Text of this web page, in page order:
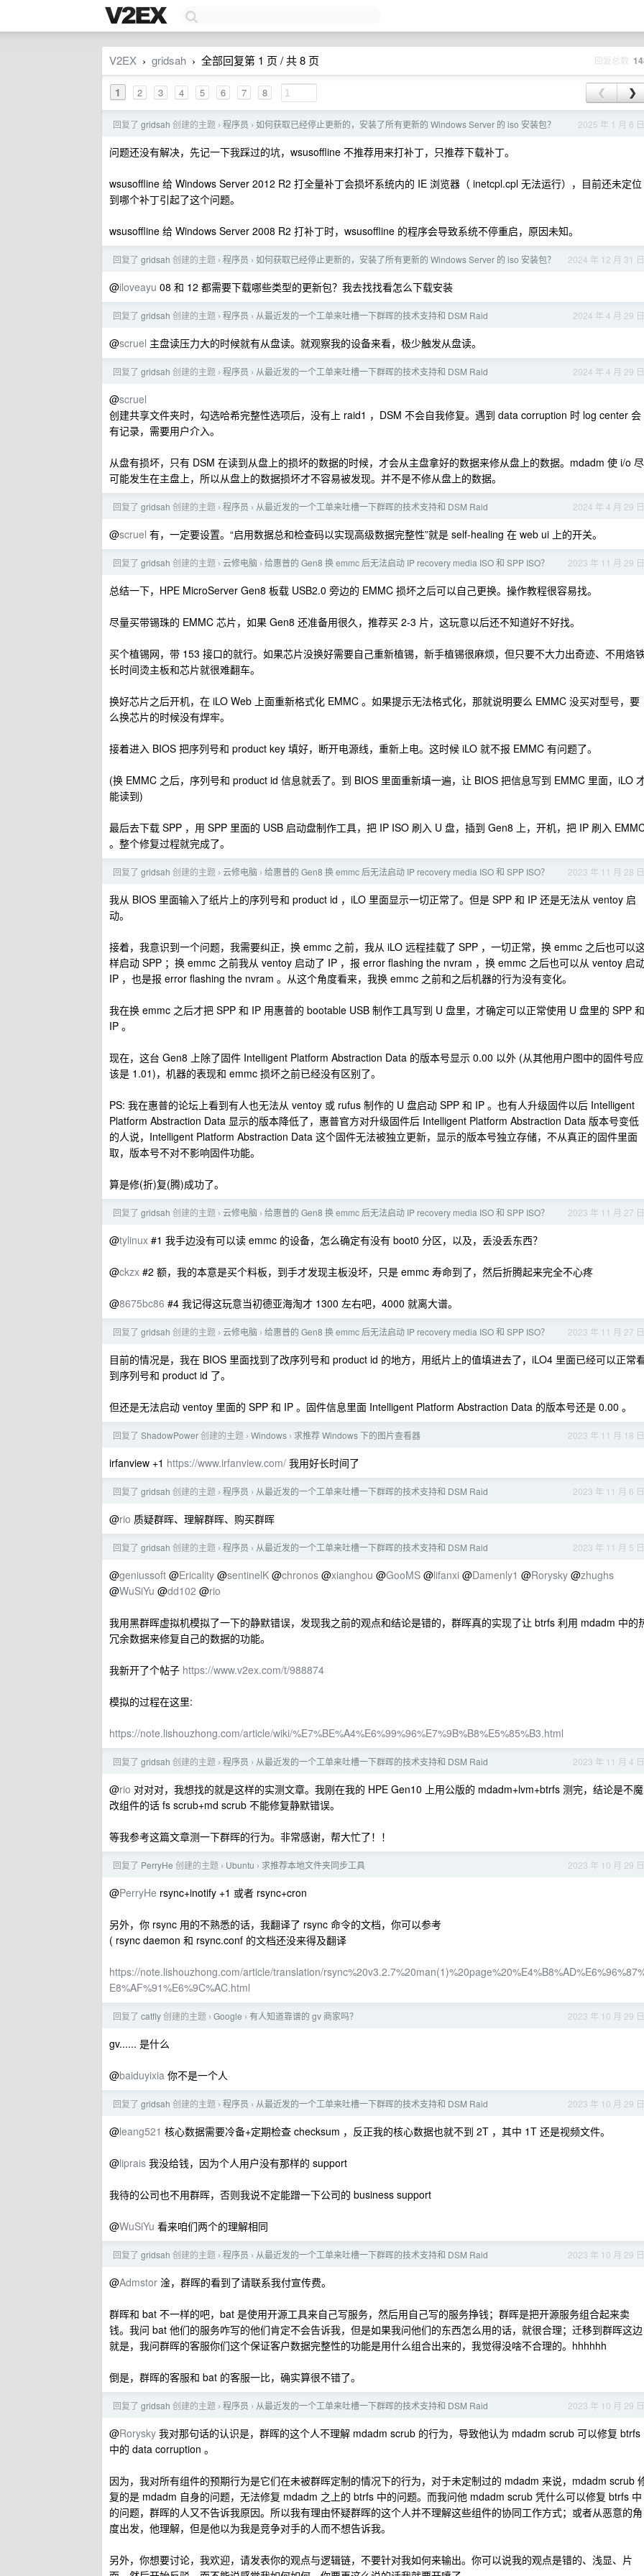
V2EX › gridsah › 全部回复第 1 页 / 共 8 页 回复总数
1 2 3 4 5 6 7 8 ❮ ❯
2025 年 1 月 6 日
回复了 gridsah 创建的主题 › 程序员 › 如何获取已经停止更新的，安装了所有更新的 Windows Server 的 iso 安装包？
问题还没有解决，先记一下我踩过的坑，wsusoffline 不推荐用来打补丁，只推荐下载补丁。
wsusoffline 给 Windows Server 2012 R2 打全量补丁会损坏系统内的 IE 浏览器（ inetcpl.cpl 无法运行），目前还未定位
到哪个补丁引起了这个问题。
wsusoffline 给 Windows Server 2008 R2 打补丁时，wsusoffline 的程序会导致系统不停重启，原因未知。
2024 年 12 月 31 日
回复了 gridsah 创建的主题 › 程序员 › 如何获取已经停止更新的，安装了所有更新的 Windows Server 的 iso 安装包？
@iloveayu 08 和 12 都需要下载哪些类型的更新包？我去找找看怎么下载安装
2024 年 4 月 29 日
回复了 gridsah 创建的主题 › 程序员 › 从最近发的一个工单来吐槽一下群晖的技术支持和 DSM Raid
@scruel 主盘读压力大的时候就有从盘读。就观察我的设备来看，极少触发从盘读。
2024 年 4 月 29 日
回复了 gridsah 创建的主题 › 程序员 › 从最近发的一个工单来吐槽一下群晖的技术支持和 DSM Raid
@scruel
创建共享文件夹时，勾选哈希完整性选项后，没有上 raid1 ，DSM 不会自我修复。遇到 data corruption 时 log center 会
有记录，需要用户介入。
从盘有损坏，只有 DSM 在读到从盘上的损坏的数据的时候，才会从主盘拿好的数据来修从盘上的数据。mdadm 使 i/o 尽
可能发生在主盘上，所以从盘上的数据损坏才不容易被发现。并不是不修从盘上的数据。
2024 年 4 月 29 日
回复了 gridsah 创建的主题 › 程序员 › 从最近发的一个工单来吐槽一下群晖的技术支持和 DSM Raid
@scruel 有，一定要设置。“启用数据总和检查码以实现高级数据完整性”就是 self-healing 在 web ui 上的开关。
2023 年 11 月 29 日
回复了 gridsah 创建的主题 › 云修电脑 › 给惠普的 Gen8 换 emmc 后无法启动 IP recovery media ISO 和 SPP ISO？
总结一下，HPE MicroServer Gen8 板载 USB2.0 旁边的 EMMC 损坏之后可以自己更换。操作教程很容易找。
尽量买带锡珠的 EMMC 芯片，如果 Gen8 还准备用很久，推荐买 2-3 片，这玩意以后还不知道好不好找。
买个植锡网，带 153 接口的就行。如果芯片没换好需要自己重新植锡，新手植锡很麻烦，但只要不大力出奇迹、不用烙
长时间烫主板和芯片就很难翻车。
换好芯片之后开机，在 iLO Web 上面重新格式化 EMMC 。如果提示无法格式化，那就说明要么 EMMC 没买对型号，要
么换芯片的时候没有焊牢。
接着进入 BIOS 把序列号和 product key 填好，断开电源线，重新上电。这时候 iLO 就不报 EMMC 有问题了。
(换 EMMC 之后，序列号和 product id 信息就丢了。到 BIOS 里面重新填一遍，让 BIOS 把信息写到 EMMC 里面，iLO
能读到)
最后去下载 SPP ，用 SPP 里面的 USB 启动盘制作工具，把 IP ISO 刷入 U 盘，插到 Gen8 上，开机，把 IP 刷入
。整个修复过程就完成了。
2023 年 11 月 28 日
回复了 gridsah 创建的主题 › 云修电脑 › 给惠普的 Gen8 换 emmc 后无法启动 IP recovery media ISO 和 SPP ISO？
我从 BIOS 里面输入了纸片上的序列号和 product id ，iLO 里面显示一切正常了。但是 SPP 和 IP 还是无法从 ventoy 启
动。
接着，我意识到一个问题，我需要纠正，换 emmc 之前，我从 iLO 远程挂载了 SPP ，一切正常，换 emmc 之后也可以
样启动 SPP ；换 emmc 之前我从 ventoy 启动了 IP ，报 error flashing the nvram ，换 emmc 之后也可以从 ventoy 启
IP ，也是报 error flashing the nvram 。从这个角度看来，我换 emmc 之前和之后机器的行为没有变化。
我在换 emmc 之后才把 SPP 和 IP 用惠普的 bootable USB 制作工具写到 U 盘里，才确定可以正常使用 U 盘里的 SPP 和
IP 。
现在，这台 Gen8 上除了固件 Intelligent Platform Abstraction Data 的版本号显示 0.00 以外 (从其他用户图中的固件号应
该是 1.01)，机器的表现和 emmc 损坏之前已经没有区别了。
PS: 我在惠普的论坛上看到有人也无法从 ventoy 或 rufus 制作的 U 盘启动 SPP 和 IP 。也有人升级固件以后 Intelligent
Platform Abstraction Data 显示的版本降低了，惠普官方对升级固件后 Intelligent Platform Abstraction Data 版本号变低
的人说，Intelligent Platform Abstraction Data 这个固件无法被独立更新，显示的版本号独立存储，不从真正的固件里面
取，版本号不对不影响固件功能。
算是修(折)复(腾)成功了。
2023 年 11 月 27 日
回复了 gridsah 创建的主题 › 云修电脑 › 给惠普的 Gen8 换 emmc 后无法启动 IP recovery media ISO 和 SPP ISO？
@tylinux #1 我手边没有可以读 emmc 的设备，怎么确定有没有 boot0 分区，以及，丢没丢东西？
@ckzx #2 额，我的本意是买个料板，到手才发现主板没坏，只是 emmc 寿命到了，然后折腾起来完全不心疼
@8675bc86 #4 我记得这玩意当初德亚海淘才 1300 左右吧，4000 就离大谱。
2023 年 11 月 27 日
回复了 gridsah 创建的主题 › 云修电脑 › 给惠普的 Gen8 换 emmc 后无法启动 IP recovery media ISO 和 SPP ISO？
目前的情况是，我在 BIOS 里面找到了改序列号和 product id 的地方，用纸片上的值填进去了，iLO4 里面已经可以正常
到序列号和 product id 了。
但还是无法启动 ventoy 里面的 SPP 和 IP 。固件信息里面 Intelligent Platform Abstraction Data 的版本号还是 0.00 。
2023 年 11 月 18 日
回复了 ShadowPower创建的主题 › Windows › 求推荐 Windows 下的图片查看器
irfanview +1 https://www.irfanview.com/ 我用好长时间了
2023 年 11 月 6 日
回复了 gridsah 创建的主题 › 程序员 › 从最近发的一个工单来吐槽一下群晖的技术支持和 DSM Raid
@rio 质疑群晖、理解群晖、购买群晖
2023 年 11 月 5 日
回复了 gridsah 创建的主题 › 程序员 › 从最近发的一个工单来吐槽一下群晖的技术支持和 DSM Raid
@geniussoft @Ericality @sentinelK @chronos @xianghou @GooMS @lifanxi @Damenly1 @Rorysky @zhughs
@WuSiYu @dd102 @rio
我用黑群晖虚拟机模拟了一下的静默错误，发现我之前的观点和结论是错的，群晖真的实现了让 btrfs 利用 mdadm 中的
冗余数据来修复自己的数据的功能。
我新开了个帖子 https://www.v2ex.com/t/988874
模拟的过程在这里:
https://note.lishouzhong.com/article/wiki/%E7%BE%A4%E6%99%96%E7%9B%B8%E5%85%B3.html
2023 年 11 月 4 日
回复了 gridsah 创建的主题 › 程序员 › 从最近发的一个工单来吐槽一下群晖的技术支持和 DSM Raid
@rio 对对对，我想找的就是这样的实测文章。我刚在我的 HPE Gen10 上用公版的 mdadm+lvm+btrfs 测完，结论是不魔
改组件的话 fs scrub+md scrub 不能修复静默错误。
等我参考这篇文章测一下群晖的行为。非常感谢，帮大忙了！！
2023 年 10 月 29 日
回复了 PerryHe 创建的主题 › Ubuntu › 求推荐本地文件夹同步工具
@PerryHe rsync+inotify +1 或者 rsync+cron
另外，你 rsync 用的不熟悉的话，我翻译了 rsync 命令的文档，你可以参考
( rsync daemon 和 rsync.conf 的文档还没来得及翻译
https://note.lishouzhong.com/article/translation/
E8%AF%91%E6%9C%AC.html
2023 年 10 月 29 日
回复了 catfly创建的主题 › Google › 有人知道靠谱的 gv 商家吗？
gv...... 是什么
@baiduyixia 你不是一个人
2023 年 10 月 29 日
回复了 gridsah 创建的主题 › 程序员 › 从最近发的一个工单来吐槽一下群晖的技术支持和 DSM Raid
@leang521 核心数据需要冷备+定期检查 checksum ，反正我的核心数据也就不到 2T ，其中 1T 还是视频文件。
@liprais 我没给钱，因为个人用户没有那样的 support
我待的公司也不用群晖，否则我说不定能蹭一下公司的 business support
@WuSiYu 看来咱们两个的理解相同
2023 年 10 月 29 日
回复了 gridsah 创建的主题 › 程序员 › 从最近发的一个工单来吐槽一下群晖的技术支持和 DSM Raid
@Admstor 淦，群晖的看到了请联系我付宣传费。
群晖和 bat 不一样的吧，bat 是使用开源工具来自己写服务，然后用自己写的服务挣钱；群晖是把开源服务组合起来卖
钱。我问 bat 他们的服务咋写的他们肯定不会告诉我，但是如果我问他们的东西怎么用的话，就很合理；迁移到群晖这边
就是，我问群晖的客服你们这个保证客户数据完整性的功能是用什么组合出来的，我觉得没啥不合理的。hhhhhh
倒是，群晖的客服和 bat 的客服一比，确实算很不错了。
2023 年 10 月 29 日
回复了 gridsah 创建的主题 › 程序员 › 从最近发的一个工单来吐槽一下群晖的技术支持和 DSM Raid
@Rorysky 我对那句话的认识是，群晖的这个人不理解 mdadm scrub 的行为，导致他认为 mdadm scrub 可以修复 btrfs
中的 data corruption 。
因为，我对所有组件的预期行为是它们在未被群晖定制的情况下的行为，对于未定制过的 mdadm 来说，mdadm scrub
复的是 mdadm 自身的问题，无法修复 mdadm 之上的 btrfs 中的问题。而我问他 mdadm scrub 凭什么可以修复 btrfs 中
的问题，群晖的人又不告诉我原因。所以我有理由怀疑群晖的这个人并不理解这些组件的协同工作方式；或者从恶意的角
度出发，他理解，但是他以为我是竞争对手的人而不想告诉我。
另外，你想要讨论，我欢迎，请发表你的观点与逻辑链，不要针对我如何来输出。你可以说我的观点是错的、浅显、片